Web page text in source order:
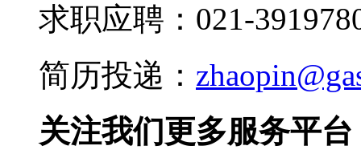
求职应聘：021-
简历投递：
关注我们更多服务平台